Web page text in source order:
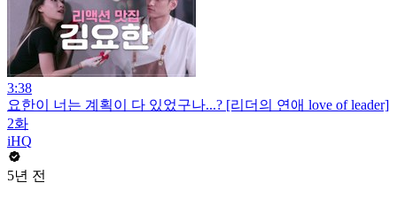
3:38
요한이 너는 계획이 다 있었구나...? [리더의 연애 love of leader]
2화
iHQ
5년 전